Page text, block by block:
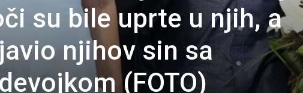
su bile uprte u njih, a
njihov sin sa
(FOTO)